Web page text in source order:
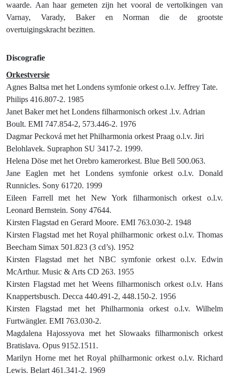
waarde. Aan haar gemeten zijn het vooral de vertolkingen van
Varnay, Varady, Baker en Norman die de grootste
overtuigingskracht bezitten.
Discografie
Orkestversie
Agnes Baltsa met het Londens symfonie orkest o.l.v. Jeffrey Tate.
Philips 416.807-2. 1985
Janet Baker met het Londens filharmonisch orkest .l.v. Adrian
Boult. EMI 747.854-2, 573.446-2. 1976
Dagmar Pecková met het Philharmonia orkest Praag o.l.v. Jiri
Belohlavek. Supraphon SU 3417-2. 1999.
Helena Döse met het Orebro kamerorkest. Blue Bell 500.063.
Jane Eaglen met het Londens symfonie orkest o.l.v. Donald
Runnicles. Sony 61720. 1999
Eileen Farrell met het New York filharmonisch orkest o.l.v.
Leonard Bernstein. Sony 47644.
Kirsten Flagstad en Gerard Moore. EMI 763.030-2. 1948
Kirsten Flagstad met het Royal philharmonic orkest o.l.v. Thomas
Beecham Simax 501.823 (3 cd’s). 1952
Kirsten Flagstad met het NBC symfonie orkest o.l.v. Edwin
McArthur. Music & Arts CD 263. 1955
Kirsten Flagstad met het Weens filharmonisch orkest o.l.v. Hans
Knappertsbusch. Decca 440.491-2, 448.150-2. 1956
Kirsten Flagstad met het Philharmonia orkest o.l.v. Wilhelm
Furtwängler. EMI 763.030-2.
Magdalena Hajossyova met het Slowaaks filharmonisch orkest
Bratislava. Opus 9152.1511.
Marilyn Horne met het Royal philharmonic orkest o.l.v. Richard
Lewis. Belart 461.341-2. 1969